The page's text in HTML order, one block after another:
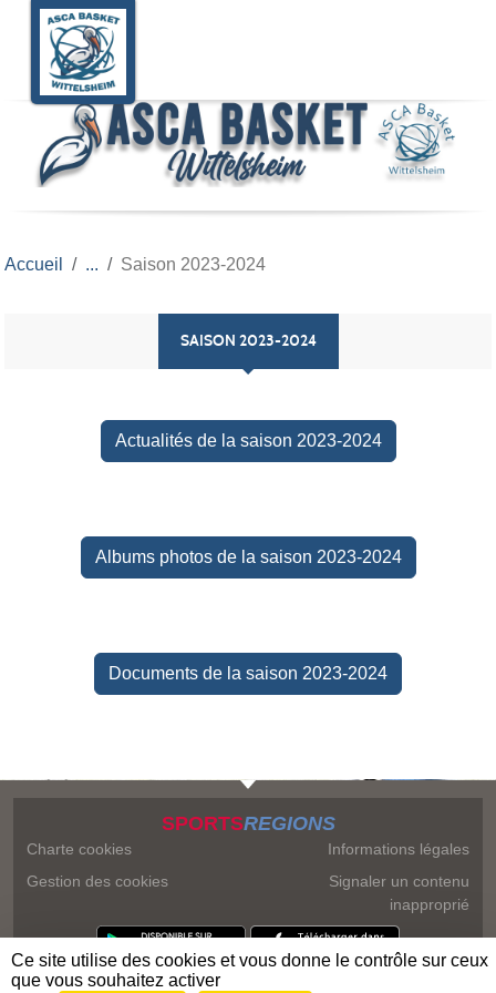
Accueil Saison 2023-2024
SAISON 2023-2024
Actualités de la saison 2023-2024
Albums photos de la saison 2023-2024
Documents de la saison 2023-2024
SPORTSREGIONS
Charte cookies
Gestion des cookies
Informations légales
Signaler un contenu
inapproprié
Panneau de gestion des cookies
Ce site utilise des cookies et vous donne le contrôle sur ceux
que vous souhaitez activer